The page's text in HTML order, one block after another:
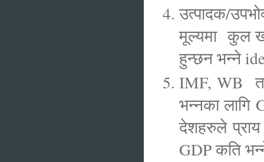
उत्पादक/
मूल्यमा कुल
हुन्छन भन्ने
IMF, WB
भन्नका लागि
देशहरुले प्राय
GDP कति